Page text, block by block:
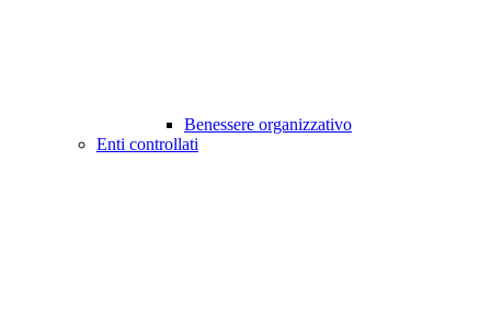
Benessere organizzativo
Enti controllati